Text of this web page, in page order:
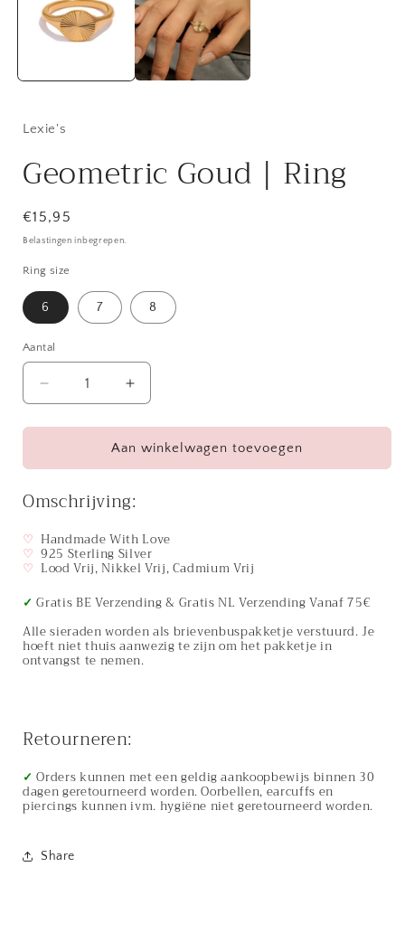
Lexie's
Geometric Goud | Ring
Normale
prijs
€15,95
Belastingen inbegrepen.
Ring size
6 7 8
Aantal
Aantal
verlagen
voor
Geometric
Goud
Ring
Aantal
verhogen
voor
Geometric
Goud
Ring
Aan winkelwagen toevoegen
Omschrijving:
♡ Handmade With Love
♡ 925 Sterling Silver
♡ Lood Vrij, Nikkel Vrij, Cadmium Vrij
✓ Gratis BE Verzending & Gratis NL Verzending Vanaf 75€
Alle sieraden worden als brievenbuspakketje verstuurd. Je
hoeft niet thuis aanwezig te zijn om het pakketje in
ontvangst te nemen.
Retourneren:
✓ Orders kunnen met een geldig aankoopbewijs binnen 30
dagen geretourneerd worden. Oorbellen, earcuffs en
piercings kunnen ivm. hygiëne niet geretourneerd worden.
Share